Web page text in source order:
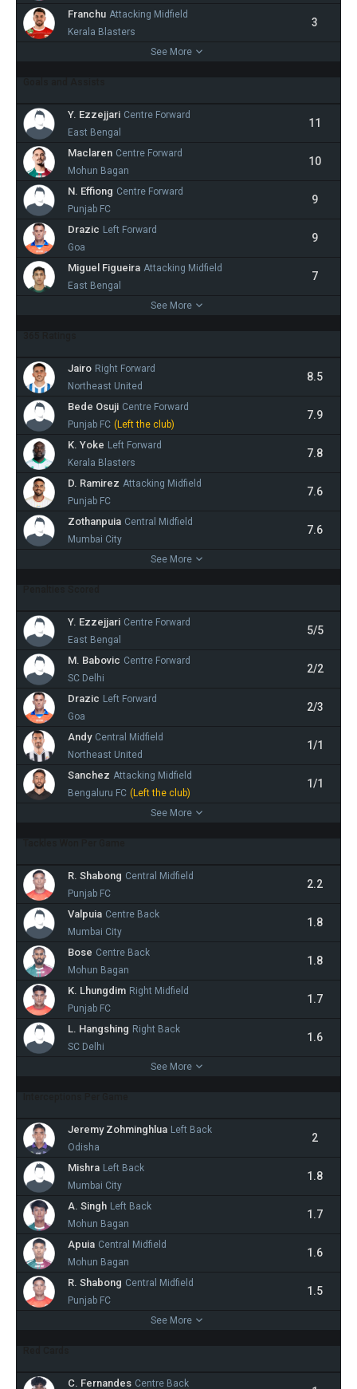
Franchu Attacking Midfield
Kerala Blasters
3
See More
Y. Ezzejjari Centre Forward
East Bengal
11
Maclaren Centre Forward
Mohun Bagan
10
N. Effiong Centre Forward
Punjab FC
9
Drazic Left Forward
Goa
9
Miguel Figueira Attacking Midfield
East Bengal
7
See More
Jairo Right Forward
Northeast United
8.5
Bede Osuji Centre Forward
Punjab FC (Left the club)
7.9
K. Yoke Left Forward
Kerala Blasters
7.8
D. Ramirez Attacking Midfield
Punjab FC
7.6
Zothanpuia Central Midfield
Mumbai City
7.6
See More
Y. Ezzejjari Centre Forward
East Bengal
5/5
M. Babovic Centre Forward
SC Delhi
2/2
Drazic Left Forward
Goa
2/3
Andy Central Midfield
Northeast United
1/1
Sanchez Attacking Midfield
Bengaluru FC (Left the club)
1/1
See More
R. Shabong Central Midfield
Punjab FC
2.2
Valpuia Centre Back
Mumbai City
1.8
Bose Centre Back
Mohun Bagan
1.8
K. Lhungdim Right Midfield
Punjab FC
1.7
L. Hangshing Right Back
SC Delhi
1.6
See More
Jeremy Zohminghlua Left Back
Odisha
2
Mishra Left Back
Mumbai City
1.8
A. Singh Left Back
Mohun Bagan
1.7
Apuia Central Midfield
Mohun Bagan
1.6
R. Shabong Central Midfield
Punjab FC
1.5
See More
C. Fernandes Centre Back